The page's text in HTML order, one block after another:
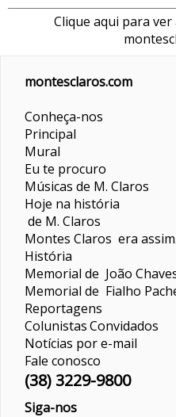
Clique aqui para
montesclaros.com
Conheça-nos
Principal
Mural
Eu te procuro
Músicas de M. Claros
Hoje na história
de M. Claros
Montes Claros era
História
Memorial de João
Memorial de Fialho
Reportagens
ColunistasConvidados
Notícias por e-mail
Fale conosco
(38) 3229-9800
Siga-nos